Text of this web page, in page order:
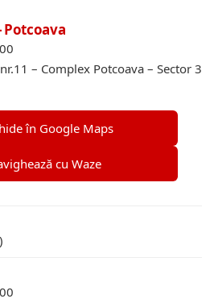
Potcoava
– Complex Potcoava – Sector 3
în Google Maps
cu Waze